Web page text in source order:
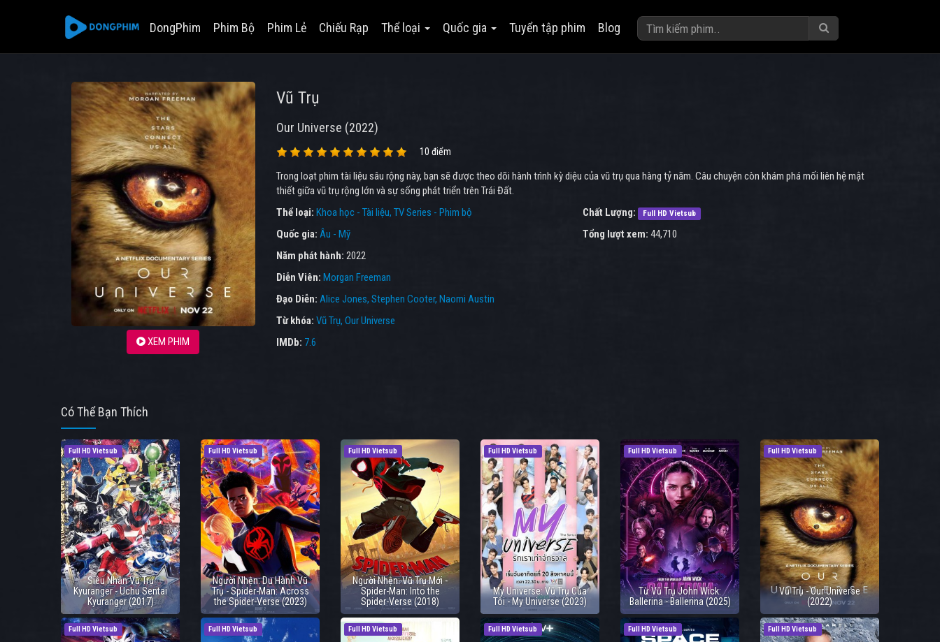
DongPhim Phim Bộ Phim Lẻ Chiếu Rạp Thể loại Quốc gia Tuyển tập phim Blog
XEM PHIM
Vũ Trụ
Our Universe (2022)
10 điểm
Trong loạt phim tài liệu sâu rộng này, bạn sẽ được theo dõi hành trình kỳ diệu của vũ trụ qua hàng tỷ năm. Câu chuyện còn khám phá mối liên hệ mật
thiết giữa vũ trụ rộng lớn và sự sống phát triển trên Trái Đất.
Thể loại: Khoa học - Tài liệu TV Series - Phim bộ
Quốc gia: Âu - Mỹ
Năm phát hành: 2022
Chất Lượng: Full HD Vietsub
Tổng lượt xem: 44,710
Diễn Viên: Morgan Freeman
Đạo Diễn: Alice Jones Stephen Cooter Naomi Austin
Từ khóa: Vũ Trụ, Our Universe
IMDb: 7.6
Có Thể Bạn Thích
Full HD Vietsub
Siêu Nhân Vũ Trụ
Kyuranger - Uchu Sentai
Kyuranger (2017)
Full HD Vietsub
Người Nhện: Du Hành Vũ
Trụ - Spider-Man: Across
the Spider-Verse (2023)
Full HD Vietsub
Người Nhện: Vũ Trụ Mới -
Spider-Man: Into the
Spider-Verse (2018)
Full HD Vietsub
My Universe: Vũ Trụ Của
Tôi - My Universe (2023)
Full HD Vietsub
Từ Vũ Trụ John Wick:
Ballerina - Ballerina (2025)
Full HD Vietsub
Vũ Trụ - Our Universe
(2022)
Full HD Vietsub Full HD Vietsub Full HD Vietsub Full HD Vietsub Full HD Vietsub Full HD Vietsub